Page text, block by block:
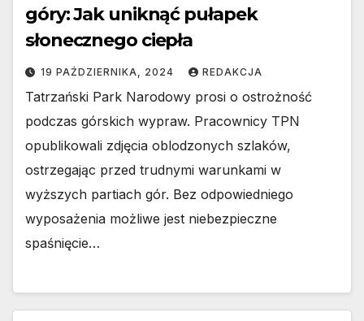
góry: Jak uniknąć pułapek
słonecznego ciepła
19 PAŹDZIERNIKA, 2024 REDAKCJA
Tatrzański Park Narodowy prosi o ostrożność
podczas górskich wypraw. Pracownicy TPN
opublikowali zdjęcia oblodzonych szlaków,
ostrzegając przed trudnymi warunkami w
wyższych partiach gór. Bez odpowiedniego
wyposażenia możliwe jest niebezpieczne
spaśnięcie…